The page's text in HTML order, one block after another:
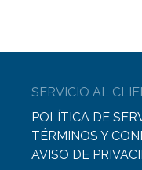
SERVICIO AL
POLÍTICA DE
TÉRMINOS Y
AVISO DE